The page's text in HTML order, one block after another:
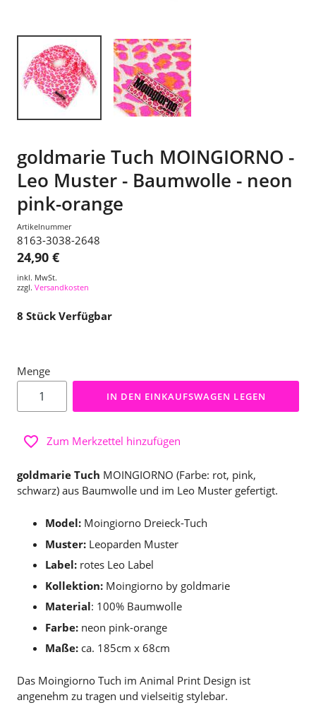
goldmarie Tuch MOINGIORNO -
Leo Muster - Baumwolle - neon
pink-orange
Artikelnummer
8163-3038-2648
24,90 €
inkl. MwSt.
zzgl. Versandkosten
8 Stück Verfügbar
Menge
IN DEN EINKAUFSWAGEN LEGEN
Zum Merkzettel hinzufügen
goldmarie Tuch MOINGIORNO (Farbe: rot, pink,
schwarz) aus Baumwolle und im Leo Muster gefertigt.
Model: Moingiorno Dreieck-Tuch
Muster: Leoparden Muster
Label: rotes Leo Label
Kollektion: Moingiorno by goldmarie
Material: 100% Baumwolle
Farbe: neon pink-orange
Maße: ca. 185cm x 68cm
Das Moingiorno Tuch im Animal Print Design ist
angenehm zu tragen und vielseitig stylebar.